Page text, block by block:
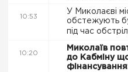
10:53
У Миколаєві
обстежують
під час
10:20
Миколаїв
до Кабміну
фінансування: